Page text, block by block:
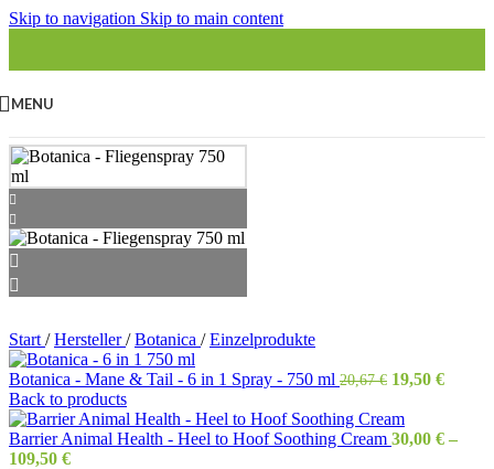
Skip to navigation Skip to main content
MENU
Start / Hersteller/ Botanica / Einzelprodukte
Botanica - Mane & Tail - 6 in 1 Spray - 750 ml 20,67€
war:
20,67 €
19,50 €
19,50
Back to products
Barrier Animal Health - Heel to Hoof Soothing Cream 30,00 € –
109,50 €